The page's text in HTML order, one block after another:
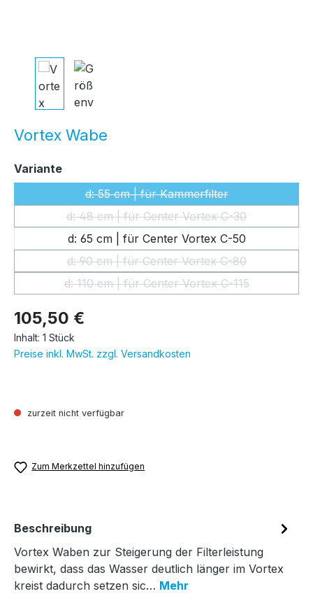
Vortex Wabe
105,50 €
Inhalt: 1 Stück
Preise inkl. MwSt. zzgl. Versandkosten
zurzeit nicht verfügbar
Varianteauswählen
d: 55 cm | für Kammerfilter
(Diese Option ist zurzeit nicht
d: 48 cm | für Center Vortex C-30
(Diese Option ist zurzeit nicht
d: 65 cm | für Center Vortex C-50
d: 90 cm | für Center Vortex C-80
(Diese Option ist zurzeit nicht
d: 110 cm | für Center Vortex C-115
(Diese Option ist zurzeit nicht
Zum Merkzettel hinzufügen
Beschreibung
Vortex Waben zur Steigerung der Filterleistung
bewirkt, dass das Wasser deutlich länger im Vortex
kreist dadurch setzen sic… Mehr